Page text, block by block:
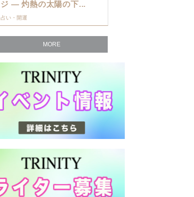
ジ — 灼熱の太陽の下...
占い・開運
MORE